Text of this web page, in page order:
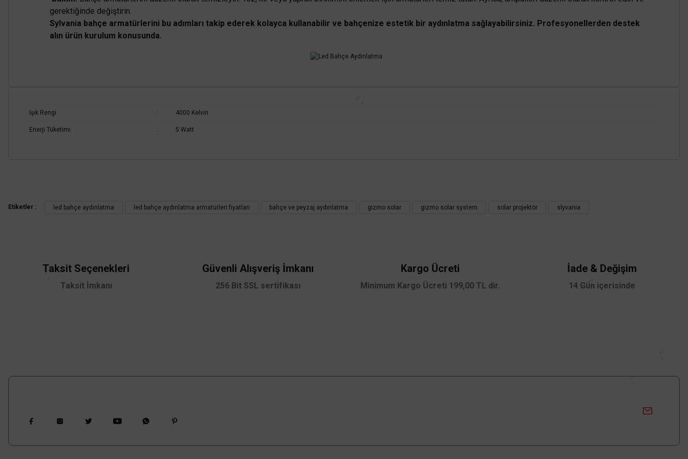
gerektiğinde değiştirin.
Sylvania bahçe armatürlerini bu adımları takip ederek kolayca kullanabilir ve bahçenize estetik bir aydınlatma sağlayabilirsiniz. Profesyonellerden destek
alın ürün kurulum konusunda.
Işık Rengi : 4000 Kelvin
Enerji Tüketimi : 5 Watt
Bu ürüne benzer farklı alternatifler olmalı.
Etiketler : led bahçe aydınlatma led bahçe aydınlatma armatürleri fiyatları bahçe ve peyzaj aydınlatma gizmo solar gizmo solar system solar projektör slyvania
Taksit Seçenekleri
Taksit İmkanı
Güvenli Alışveriş İmkanı
256 Bit SSL sertifikası
Kargo Ücreti
Minimum Kargo Ücreti 199,00 TL dir.
İade & Değişim
14 Gün içerisinde